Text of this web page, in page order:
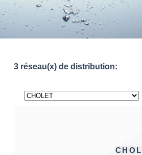
3 réseau(x) de distribution: